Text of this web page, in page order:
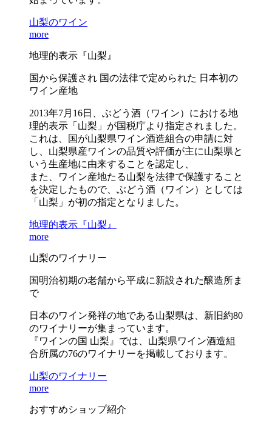
山梨のワイン
more
地理的表示『山梨』
国から保護され 国の法律で定められた 日本初の
ワイン産地
2013年7月16日、ぶどう酒（ワイン）における地
理的表示「山梨」が国税庁より指定されました。
これは、国が山梨県ワイン酒造組合の申請に対
し、山梨県産ワインの品質や評価が主に山梨県と
いう生産地に由来することを認定し、
また、ワイン産地たる山梨を法律で保護すること
を決定したもので、ぶどう酒（ワイン）としては
「山梨」が初の指定となりました。
地理的表示『山梨』
more
山梨のワイナリー
国明治初期の老舗から平成に新設された醸造所ま
で
日本のワイン発祥の地である山梨県は、新旧約80
のワイナリーが集まっています。
『ワインの国 山梨』では、山梨県ワイン酒造組
合所属の76のワイナリーを掲載しております。
山梨のワイナリー
more
おすすめショップ紹介